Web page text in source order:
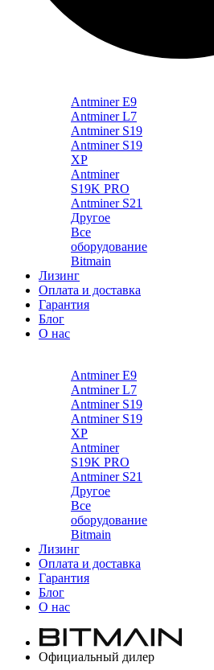
Antminer E9
Antminer L7
Antminer S19
Antminer S19
XP
Antminer
S19K PRO
Antminer S21
Другое
Все
оборудование
Bitmain
Лизинг
Оплата и доставка
Гарантия
Блог
О нас
Antminer E9
Antminer L7
Antminer S19
Antminer S19
XP
Antminer
S19K PRO
Antminer S21
Другое
Все
оборудование
Bitmain
Лизинг
Оплата и доставка
Гарантия
Блог
О нас
Официальный дилер